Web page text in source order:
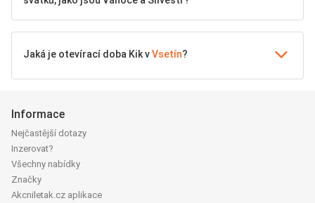
Jaká je otevírací doba Kik vVsetín?
Informace
Nejčastější dotazy
Inzerovat?
Všechny nabídky
Značky
Akcniletak.cz aplikace